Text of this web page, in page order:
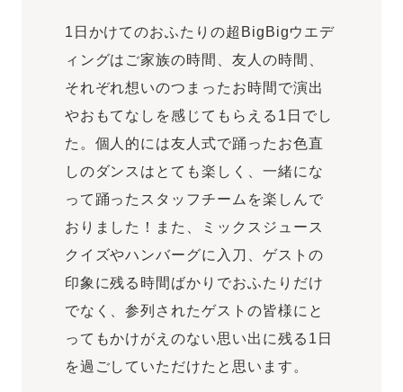
1日かけてのおふたりの超BigBigウエデ
ィングはご家族の時間、友人の時間、
それぞれ想いのつまったお時間で演出
やおもてなしを感じてもらえる1日でし
た。個人的には友人式で踊ったお色直
しのダンスはとても楽しく、一緒にな
って踊ったスタッフチームを楽しんで
おりました！また、ミックスジュース
クイズやハンバーグに入刀、ゲストの
印象に残る時間ばかりでおふたりだけ
でなく、参列されたゲストの皆様にと
ってもかけがえのない思い出に残る1日
を過ごしていただけたと思います。